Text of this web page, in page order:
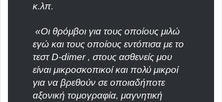
κ.λπ.
«Οι θρόμβοι για τους οποίους μιλώ
εγώ και τους οποίους εντόπισα με το
τεστ D-dimer , στους ασθενείς μου
είναι μικροσκοπικοί και πολύ μικροί
για να βρεθούν σε οποιαδήποτε
αξονική τομογραφία, μαγνητική